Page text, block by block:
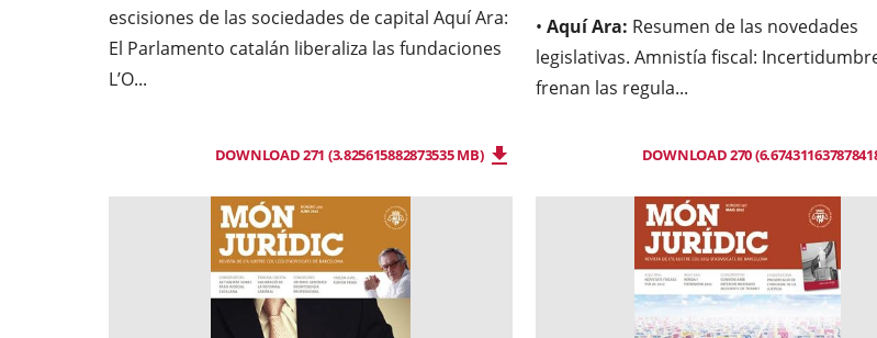
escisiones de las sociedades de capital Aquí Ara:
El Parlamento catalán liberaliza las fundaciones
L’O...
DOWNLOAD 271 (3.825615882873535 MB)
• Aquí Ara: Resumen de las novedades
legislativas. Amnistía fiscal:
frenan las regula...
DOWNLOAD 270